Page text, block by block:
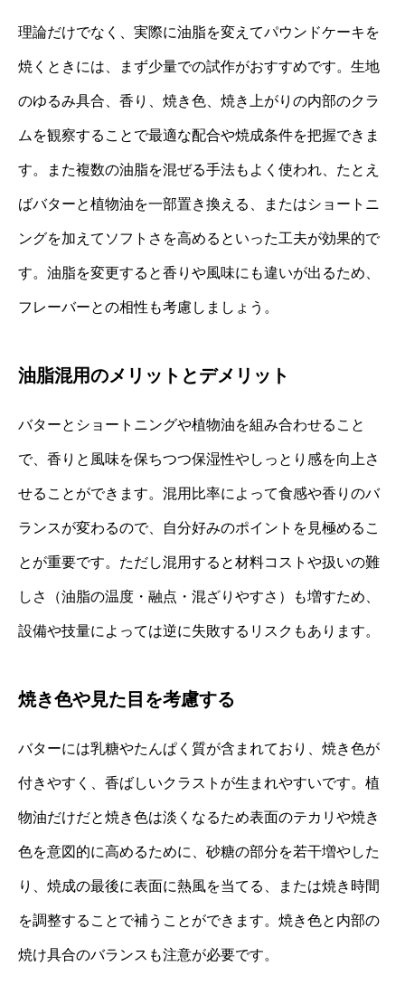
理論だけでなく、実際に油脂を変えてパウンドケーキを
焼くときには、まず少量での試作がおすすめです。生地
のゆるみ具合、香り、焼き色、焼き上がりの内部のクラ
ムを観察することで最適な配合や焼成条件を把握できま
す。また複数の油脂を混ぜる手法もよく使われ、たとえ
ばバターと植物油を一部置き換える、またはショートニ
ングを加えてソフトさを高めるといった工夫が効果的で
す。油脂を変更すると香りや風味にも違いが出るため、
フレーバーとの相性も考慮しましょう。
油脂混用のメリットとデメリット
バターとショートニングや植物油を組み合わせること
で、香りと風味を保ちつつ保湿性やしっとり感を向上さ
せることができます。混用比率によって食感や香りのバ
ランスが変わるので、自分好みのポイントを見極めるこ
とが重要です。ただし混用すると材料コストや扱いの難
しさ（油脂の温度・融点・混ざりやすさ）も増すため、
設備や技量によっては逆に失敗するリスクもあります。
焼き色や見た目を考慮する
バターには乳糖やたんぱく質が含まれており、焼き色が
付きやすく、香ばしいクラストが生まれやすいです。植
物油だけだと焼き色は淡くなるため表面のテカリや焼き
色を意図的に高めるために、砂糖の部分を若干増やした
り、焼成の最後に表面に熱風を当てる、または焼き時間
を調整することで補うことができます。焼き色と内部の
焼け具合のバランスも注意が必要です。